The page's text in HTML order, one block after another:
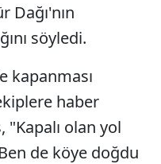
Dağı'nın
söyledi.
kapanması
haber
olan yol
de köye doğdu